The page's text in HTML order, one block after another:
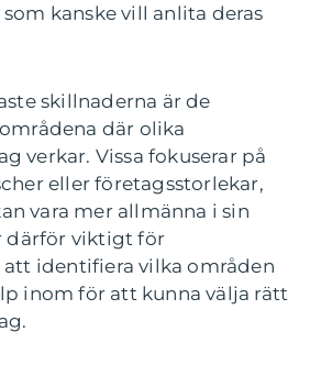
kanske vill anlita deras
skillnaderna är de
där olika
verkar. Vissa fokuserar på
eller företagsstorlekar,
vara mer allmänna i sin
därför viktigt för
identifiera vilka områden
inom för att kunna välja rätt